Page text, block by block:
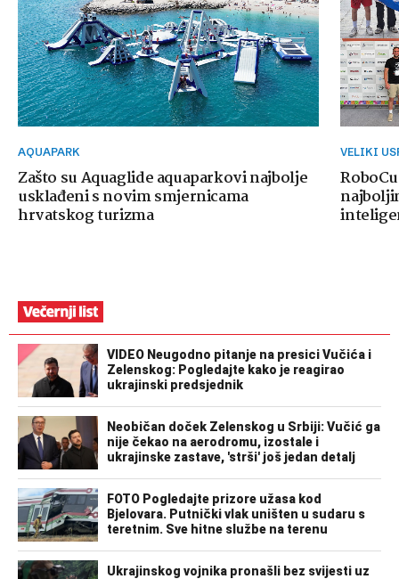
AQUAPARK
Zašto su Aquaglide aquaparkovi najbolje
usklađeni s novim smjernicama
hrvatskog turizma
VELIKI